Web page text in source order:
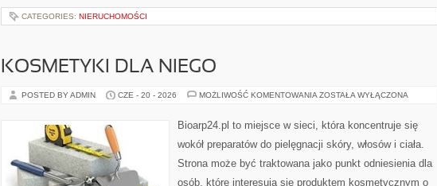
CATEGORIES: NIERUCHOMOŚCI
KOSMETYKI DLA NIEGO
POSTED BY ADMIN CZE - 20 - 2026 MOŻLIWOŚĆ KOMENTOWANIA KOSMETYKI
ZOSTAŁA WYŁĄCZONA
Bioarp24.pl to miejsce w sieci, która koncentruje się
wokół preparatów do pielęgnacji skóry, włosów i ciała.
Strona może być traktowana jako punkt odniesienia dla
osób, które interesują się produktem kosmetycznym o